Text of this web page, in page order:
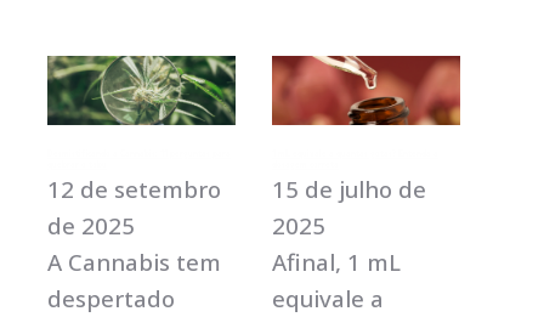
12 de setembro
de 2025
A Cannabis tem
despertado
15 de julho de
2025
Afinal, 1 mL
equivale a